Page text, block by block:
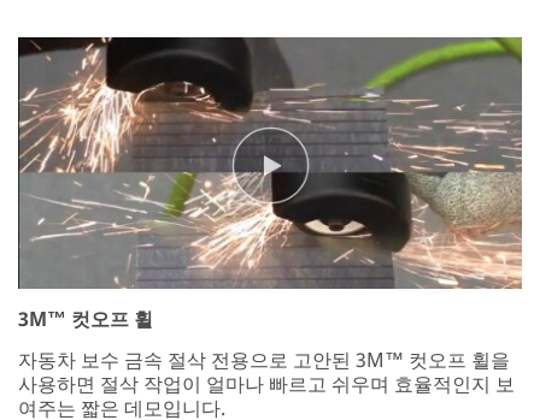
3M™ 컷오프 휠
자동차 보수 금속 절삭 전용으로 고안된 3M™ 컷오프 휠을
사용하면 절삭 작업이 얼마나 빠르고 쉬우며 효율적인지 보
여주는 짧은 데모입니다.